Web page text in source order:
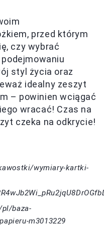
przed którym
czy wybrać
styl życia oraz
idealny zeszyt
– powinien wciągać
wracać! Czas na
czeka na odkrycie!
wymiary-kartki-
baza-
m3013229